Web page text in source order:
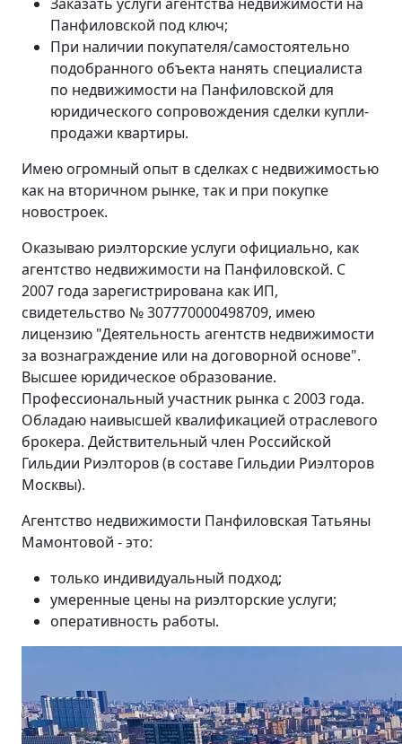
Панфиловской под ключ;
При наличии покупателя/самостоятельно
подобранного объекта нанять специалиста
по недвижимости на Панфиловской для
юридического сопровождения сделки купли-
продажи квартиры.
Имею огромный опыт в сделках с недвижимостью
как на вторичном рынке, так и при покупке
новостроек.
Оказываю риэлторские услуги официально, как
агентство недвижимости на Панфиловской. С
2007 года зарегистрирована как ИП,
свидетельство № 307770000498709, имею
лицензию "Деятельность агентств недвижимости
за вознаграждение или на договорной основе".
Высшее юридическое образование.
Профессиональный участник рынка с 2003 года.
Обладаю наивысшей квалификацией отраслевого
брокера. Действительный член Российской
Гильдии Риэлторов (в составе Гильдии Риэлторов
Москвы).
Агентство недвижимости Панфиловская Татьяны
Мамонтовой - это:
только индивидуальный подход;
умеренные цены на риэлторские услуги;
оперативность работы.